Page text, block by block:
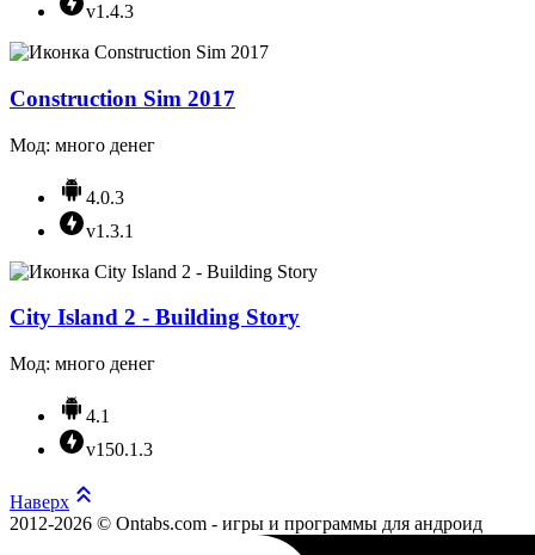
v1.4.3
Construction Sim 2017
Мод: много денег
4.0.3
v1.3.1
City Island 2 - Building Story
Мод: много денег
4.1
v150.1.3
Наверх
2012-2026 © Ontabs.com - игры и программы для андроид